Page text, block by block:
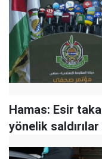
Hamas: Esir
yönelik saldırılar